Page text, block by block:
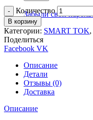
Забыли свой
Количество
В корзину
Категории: SMART TOK,
Поделиться
Facebook VK
Описание
Детали
Отзывы (0)
Доставка
Описание